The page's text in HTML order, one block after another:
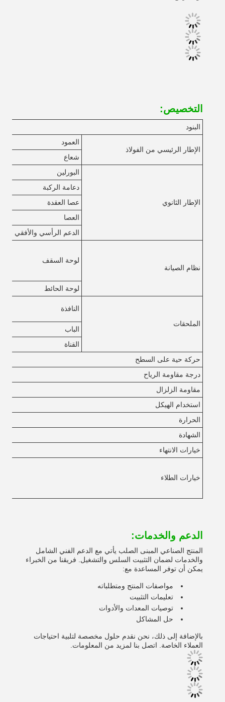
التخصيص:
البنود
الإطار الرئيسي من الفولاذ
العمود
شعاع
الإطار الثانوي
البورلين
دعامة الركبة
عصا العقدة
العصا
الدعم الرأسي والأفقي
نظام الصيانة
لوحة السقف
لوحة الحائط
الملحقات
النافذة
الباب
القناة
حركة حية على السطح
درجة مقاومة الرياح
مقاومة الزلزال
استخدام الهيكل
الحرارة
الشهادة
خيارات الانتهاء
خيارات الطلاء
الدعم والخدمات:
المنتج الصناعي المبنى الصلب يأتي مع الدعم الفني الشامل
والخدمات لضمان التثبيت السلس والتشغيل. فريقنا من الخبراء
يمكن أن توفر المساعدة مع:
مواصفات المنتج ومتطلباته
تعليمات التثبيت
توصيات المعدات والأدوات
حل المشاكل
بالإضافة إلى ذلك، نحن نقدم حلول مخصصة لتلبية احتياجات
العملاء الخاصة. اتصل بنا لمزيد من المعلومات.